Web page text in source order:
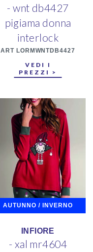
- wnt db4427
pigiama donna
interlock
ART LORMWNTDB4427
VEDI I
PREZZI >
AUTUNNO / INVERNO
INFIORE
- xal mr4604